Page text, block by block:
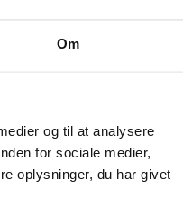
Om
og til at analysere
for sociale medier,
oplysninger, du har givet
for pris
Info